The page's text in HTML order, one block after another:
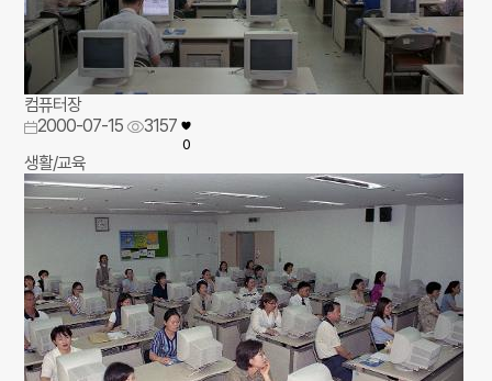
컴퓨터장
2000-07-15
3157
0
생활/교육